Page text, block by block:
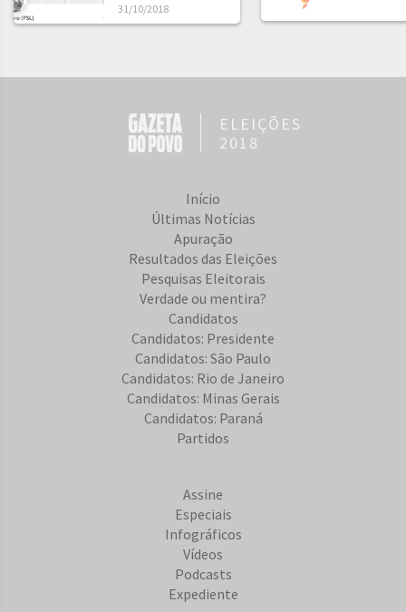
31/10/2018
ELEIÇÕES
2018
Início
Últimas Notícias
Apuração
Resultados das Eleições
Pesquisas Eleitorais
Verdade ou mentira?
Candidatos
Candidatos: Presidente
Candidatos: São Paulo
Candidatos: Rio de Janeiro
Candidatos: Minas Gerais
Candidatos: Paraná
Partidos
Assine
Especiais
Infográficos
Vídeos
Podcasts
Expediente